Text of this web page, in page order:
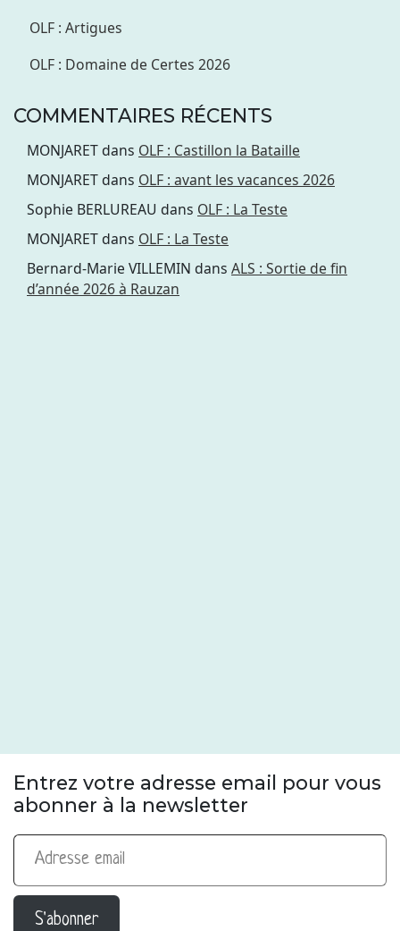
OLF : Artigues
OLF : Domaine de Certes 2026
COMMENTAIRES RÉCENTS
MONJARETdans OLF : Castillon la Bataille
MONJARETdans OLF : avant les vacances 2026
Sophie BERLUREAU dans OLF : La Teste
MONJARETdans OLF : La Teste
Bernard-Marie VILLEMIN dans ALS : Sortie de fin
d’année 2026 à Rauzan
Entrez votre adresse email pour vous
abonner à la newsletter
Adresse email
S'abonner